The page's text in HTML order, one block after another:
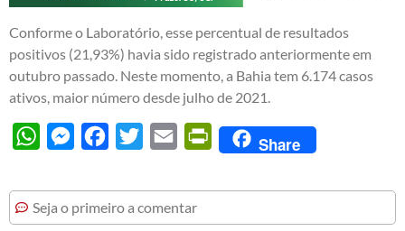
Conforme o Laboratório, esse percentual de resultados
positivos (21,93%) havia sido registrado anteriormente em
outubro passado. Neste momento, a Bahia tem 6.174 casos
ativos, maior número desde julho de 2021.
WhatsAppMessengerFacebook
Twitter Email PrintFriendly
Share
Seja o primeiro a comentar